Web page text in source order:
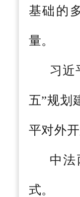
基础的
量。
习近
五”规划
平对外
中
式。